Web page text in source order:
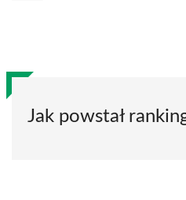
Jak powstał